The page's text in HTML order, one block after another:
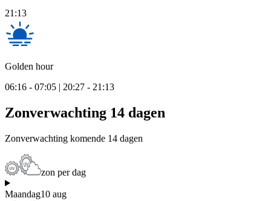
21:13
Golden hour
06:16 - 07:05 | 20:27 - 21:13
Zonverwachting 14 dagen
Zonverwachting komende 14 dagen
zon per dag
Maandag10 aug